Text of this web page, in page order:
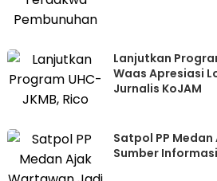
Lanjutkan
Waas Apresiasi
Jurnalis KoJAM
Satpol PP
Sumber Informasi